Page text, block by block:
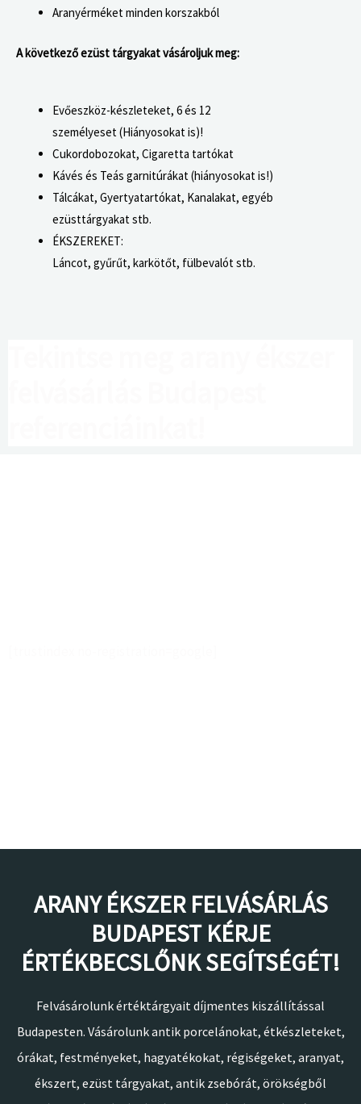
Aranyérméket minden korszakból
A következő ezüst tárgyakat vásároljuk meg:
Evőeszköz-készleteket, 6 és 12
személyeset (Hiányosokat is)!
Cukordobozokat, Cigaretta tartókat
Kávés és Teás garnitúrákat (hiányosokat is!)
Tálcákat, Gyertyatartókat, Kanalakat, egyéb
ezüsttárgyakat stb.
ÉKSZEREKET:
Láncot, gyűrűt, karkötőt, fülbevalót stb.
ARANY ÉKSZER FELVÁSÁRLÁS
BUDAPEST KÉRJE
ÉRTÉKBECSLŐNK SEGÍTSÉGÉT!
Felvásárolunk értéktárgyait díjmentes kiszállítással
Budapesten. Vásárolunk antik porcelánokat, étkészleteket,
órákat, festményeket, hagyatékokat, régiségeket, aranyat,
ékszert, ezüst tárgyakat, antik zsebórát, örökségből